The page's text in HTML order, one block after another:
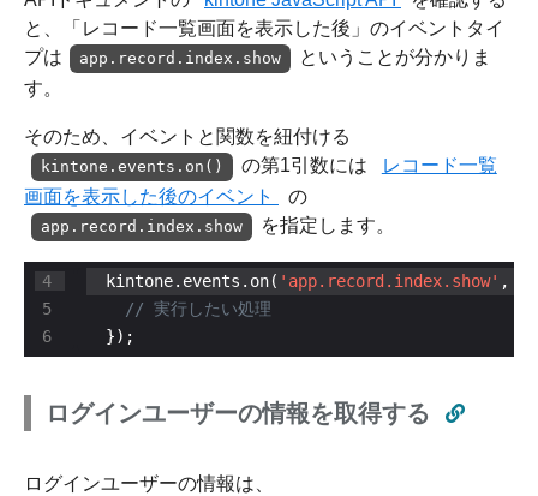
と、「レコード一覧画面を表示した後」のイベントタイ
プは
app.record.index.show
ということが分かりま
す。
そのため、イベントと関数を紐付ける
kintone.events.on() の第1引数には
レコード一覧
画面を表示した後のイベント
の
app.record.index.show を指定します。
4
5
6
  kintone.events.on(
'app.record.index.show'
  });
ログインユーザーの情報を取得する
ログインユーザーの情報は、